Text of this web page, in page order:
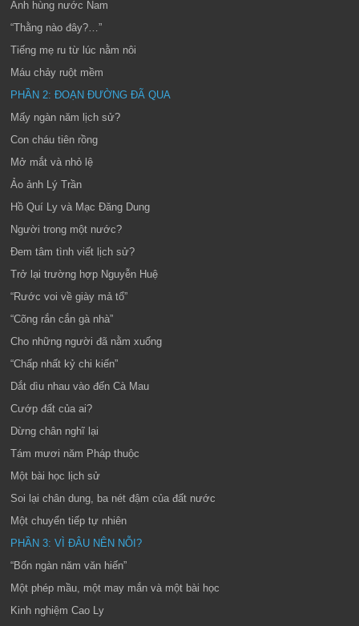
Anh hùng nước Nam
“Thằng nào đây?…”
Tiếng mẹ ru từ lúc nằm nôi
Máu chảy ruột mềm
PHẦN 2: ĐOẠN ĐƯỜNG ĐÃ QUA
Mấy ngàn năm lịch sử?
Con cháu tiên rồng
Mở mắt và nhỏ lệ
Ảo ảnh Lý Trần
Hồ Quí Ly và Mạc Đăng Dung
Người trong một nước?
Đem tâm tình viết lịch sử?
Trở lại trường hợp Nguyễn Huệ
“Rước voi về giày mả tổ”
“Cõng rắn cắn gà nhà”
Cho những người đã nằm xuống
“Chấp nhất kỷ chi kiến”
Dắt dìu nhau vào đến Cà Mau
Cướp đất của ai?
Dừng chân nghĩ lại
Tám mươi năm Pháp thuộc
Một bài học lịch sử
Soi lại chân dung, ba nét đậm của đất nước
Một chuyển tiếp tự nhiên
PHẦN 3: VÌ ĐÂU NÊN NỖI?
“Bốn ngàn năm văn hiến”
Một phép mầu, một may mắn và một bài học
Kinh nghiệm Cao Ly